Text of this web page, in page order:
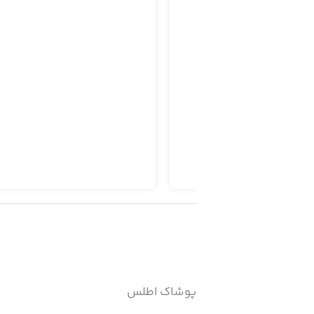
پوشاک اطلس